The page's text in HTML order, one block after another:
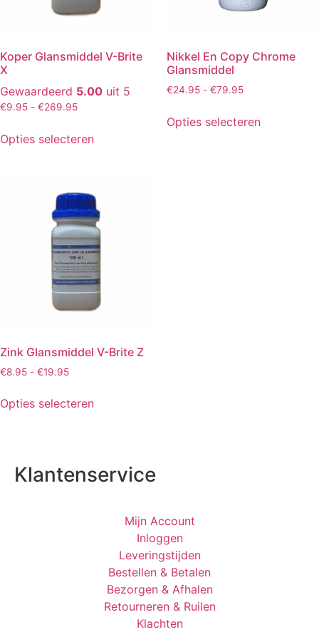
Koper Glansmiddel V-Brite
X
Gewaardeerd 5.00 uit 5
€9.95 - €269.95
Opties selecteren
Nikkel En Copy Chrome
Glansmiddel
€24.95 - €79.95
Opties selecteren
Zink Glansmiddel V-Brite Z
€8.95 - €19.95
Opties selecteren
Klantenservice
Mijn Account
Inloggen
Leveringstijden
Bestellen & Betalen
Bezorgen & Afhalen
Retourneren & Ruilen
Klachten